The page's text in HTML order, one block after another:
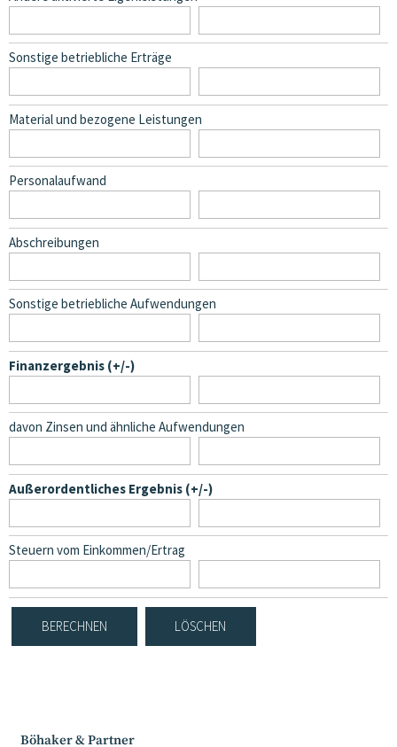
Sonstige betriebliche Erträge
Material und bezogene Leistungen
Personalaufwand
Abschreibungen
Sonstige betriebliche Aufwendungen
Finanzergebnis (+/-)
davon Zinsen und ähnliche Aufwendungen
Außerordentliches Ergebnis (+/-)
Steuern vom Einkommen/Ertrag
Böhaker & Partner